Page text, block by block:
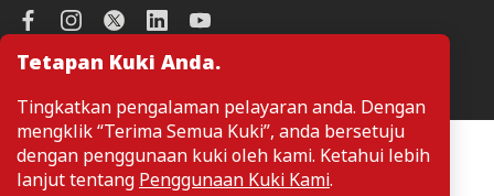
Tetapan Kuki Anda.
Tingkatkan pengalaman pelayaran anda. Dengan
mengklik “Terima Semua Kuki”, anda bersetuju
dengan penggunaan kuki oleh kami. Ketahui lebih
lanjut tentang Penggunaan Kuki Kami.
CIMB Islamic
CIMB Bank (SG)
CIMB Bank (KH)
CIMB Thai
CIMB Bank (VN)
CIMB Bank (PH)
Pelanggan tidak perlu memberikan butiran peribadi ketika melayari
atau mengakses maklumat berkaitan produk dan perkhidmatan di
laman web. Butiran perbadi hanya diperlukan sekiranya pelanggan